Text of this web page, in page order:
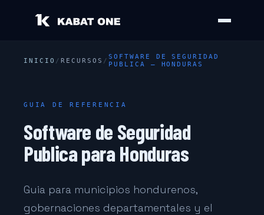
INICIO / RECURSOS / SOFTWARE DE SEGURIDAD
PUBLICA — HONDURAS
GUIA DE REFERENCIA
Software de Seguridad
Publica para Honduras
Guia para municipios hondurenos,
gobernaciones departamentales y el